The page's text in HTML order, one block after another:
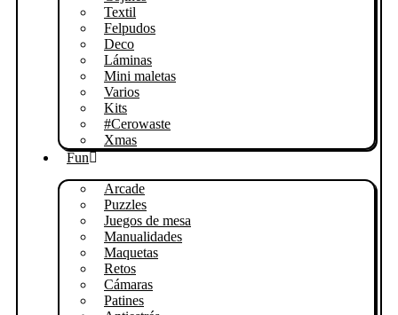
Textil
Felpudos
Deco
Láminas
Mini maletas
Varios
Kits
#Cerowaste
Xmas
Fun
Arcade
Puzzles
Juegos de mesa
Manualidades
Maquetas
Retos
Cámaras
Patines